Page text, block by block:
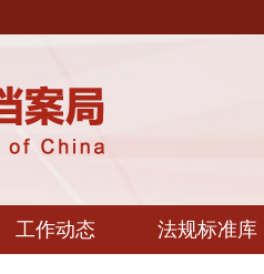
工作动态 法规标准库